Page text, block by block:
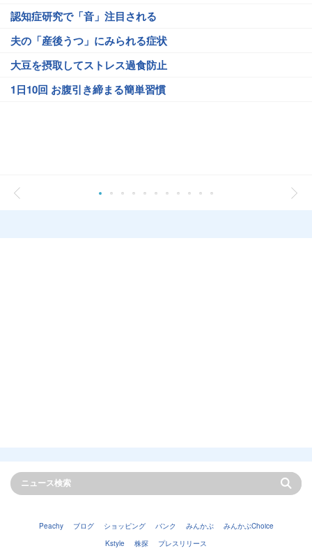
認知症研究で「音」注目される
夫の「産後うつ」にみられる症状
大豆を摂取してストレス過食防止
1日10回 お腹引き締まる簡単習慣
Peachy ブログ ショッピング バンク みんかぶ
みんかぶChoice
Kstyle
株探 プレスリリース